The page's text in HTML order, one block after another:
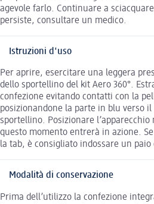
agevole farlo. Continuare a
persiste, consultare un medico.
Istruzioni d'uso
Per aprire, esercitare una leggera
dello sportellino del kit Aero 360°.
confezione evitando contatti con la
posizionandone la parte in blu verso
sportellino. Posizionare l’apparecchio
questo momento entrerà in azione.
la tab, è consigliato indossare un paio
Modalità di conservazione
Prima dell’utilizzo la confezione